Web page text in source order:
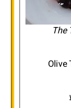
The
Olive